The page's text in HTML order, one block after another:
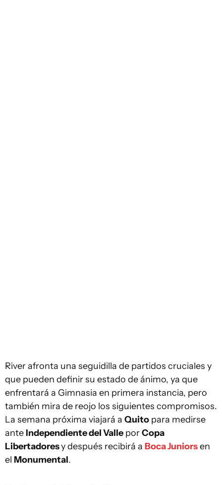
River afronta una seguidilla de partidos cruciales y
que pueden definir su estado de ánimo, ya que
enfrentará a Gimnasia en primera instancia, pero
también mira de reojo los siguientes compromisos.
La semana próxima viajará a Quito para medirse
ante Independiente del Valle porCopa
Libertadoresy después recibirá a Boca Juniorsen
el Monumental.